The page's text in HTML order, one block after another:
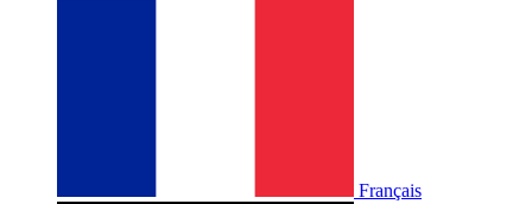
Français